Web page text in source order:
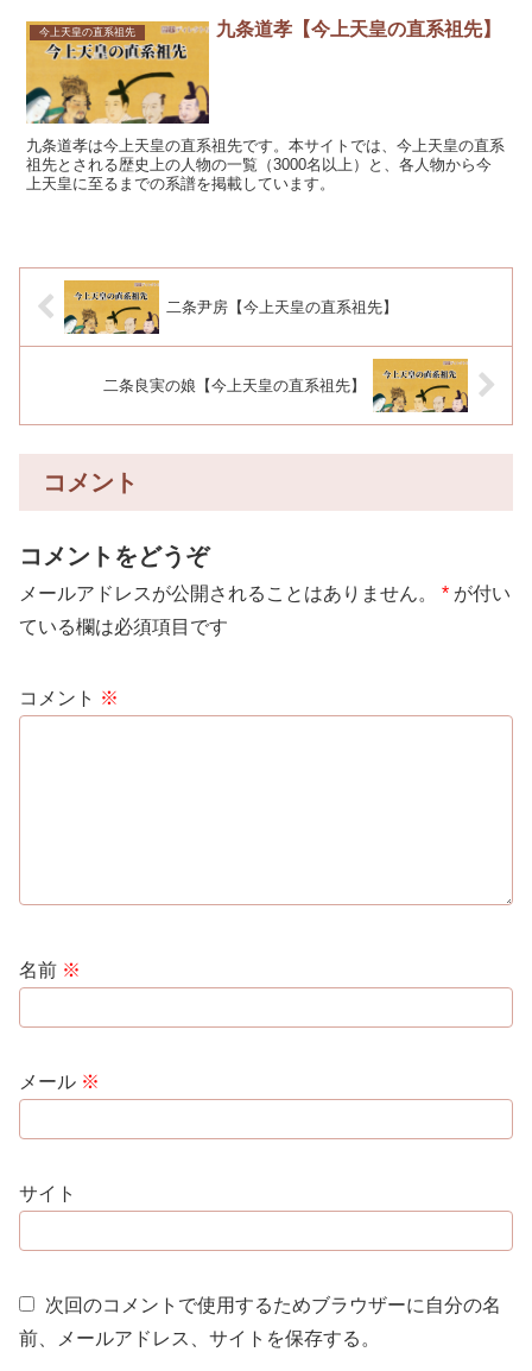
今上天皇の直系祖先 九条道孝【今上天皇の直系祖先】
九条道孝は今上天皇の直系祖先です。本サイトでは、今上天皇の直系
祖先とされる歴史上の人物の一覧（3000名以上）と、各人物から今
上天皇に至るまでの系譜を掲載しています。
二条尹房【今上天皇の直系祖先】
二条良実の娘【今上天皇の直系祖先】
コメント
コメントをどうぞ
メールアドレスが公開されることはありません。 * が付い
ている欄は必須項目です
コメント ※
名前 ※
メール ※
サイト
次回のコメントで使用するためブラウザーに自分の名
前、メールアドレス、サイトを保存する。